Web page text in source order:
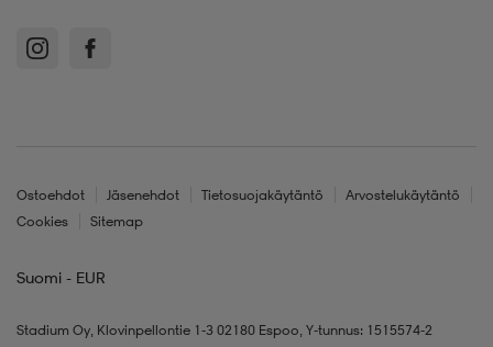
Ostoehdot Jäsenehdot Tietosuojakäytäntö
Arvostelukäytäntö
Cookies
Sitemap
Suomi - EUR
Stadium Oy, Klovinpellontie 1-3 02180 Espoo, Y-tunnus: 1515574-2